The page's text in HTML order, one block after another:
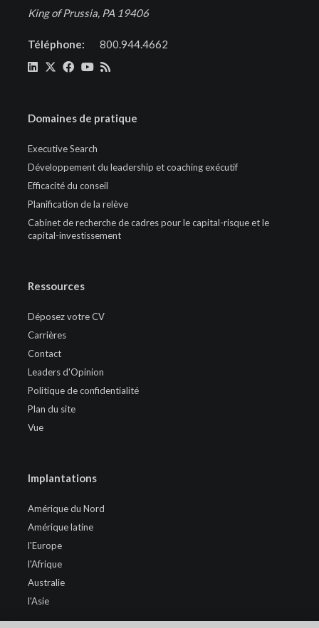
King of Prussia, PA 19406
Téléphone: 800.944.4662
Domaines de pratique
Executive Search
Développement du leadership et coaching exécutif
Efficacité du conseil
Planification de la relève
Cabinet de recherche de cadres pour le capital-risque et le
capital-investissement
Ressources
Déposez votre CV
Carrières
Contact
Leaders d'Opinion
Politique de confidentialité
Plan du site
Vue
Implantations
Amérique du Nord
Amérique latine
l'Europe
l'Afrique
Australie
l'Asie